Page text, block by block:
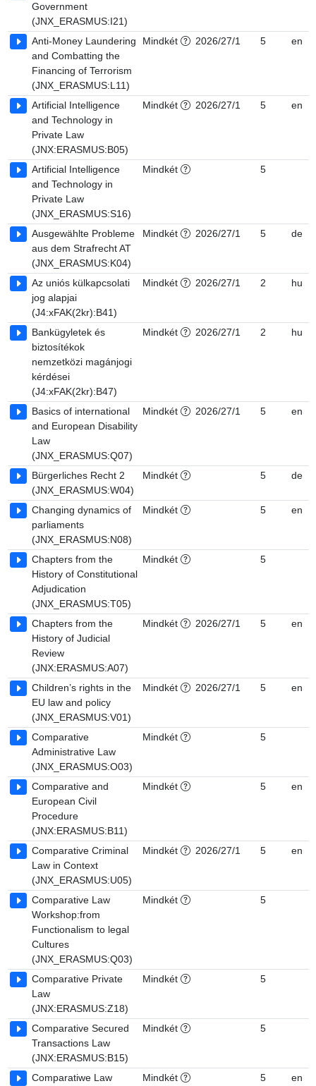
Government
(JNX_ERASMUS:I21)
Anti-Money Laundering
and Combatting the
Financing of Terrorism
(JNX_ERASMUS:L11)
Mindkét 2026/27/1 5 en
Artificial Intelligence
and Technology in
Private Law
(JNX:ERASMUS:B05)
Mindkét 2026/27/1 5 en
Artificial Intelligence
and Technology in
Private Law
(JNX_ERASMUS:S16)
Mindkét 5
Ausgewählte Probleme
aus dem Strafrecht AT
(JNX_ERASMUS:K04)
Mindkét 2026/27/1 5 de
Az uniós külkapcsolati
jog alapjai
(J4:xFAK(2kr):B41)
Mindkét 2026/27/1 2 hu
Bankügyletek és
biztosítékok
nemzetközi magánjogi
kérdései
(J4:xFAK(2kr):B47)
Mindkét 2026/27/1 2 hu
Basics of international
and European Disability
Law
(JNX_ERASMUS:Q07)
Mindkét 2026/27/1 5 en
Bürgerliches Recht 2
(JNX_ERASMUS:W04)
Mindkét 5 de
Changing dynamics of
parliaments
(JNX_ERASMUS:N08)
Mindkét 5 en
Chapters from the
History of Constitutional
Adjudication
(JNX_ERASMUS:T05)
Mindkét 5
Chapters from the
History of Judicial
Review
(JNX:ERASMUS:A07)
Mindkét 2026/27/1 5 en
Children’s rights in the
EU law and policy
(JNX_ERASMUS:V01)
Mindkét 2026/27/1 5 en
Comparative
Administrative Law
(JNX_ERASMUS:O03)
Mindkét 5
Comparative and
European Civil
Procedure
(JNX:ERASMUS:B11)
Mindkét 5 en
Comparative Criminal
Law in Context
(JNX_ERASMUS:U05)
Mindkét 2026/27/1 5 en
Comparative Law
Workshop:from
Functionalism to legal
Cultures
(JNX_ERASMUS:Q03)
Mindkét 5
Comparative Private
Law
(JNX:ERASMUS:Z18)
Mindkét 5
Comparative Secured
Transactions Law
(JNX:ERASMUS:B15)
Mindkét 5
Comparatiwe Law
Mindkét 5 en